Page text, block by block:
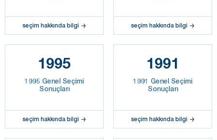
seçim hakkında bilgi seçim hakkında bilgi
1995
1995 Genel Seçimi
Sonuçları
seçim hakkında bilgi
1991
1991 Genel Seçimi
Sonuçları
seçim hakkında bilgi